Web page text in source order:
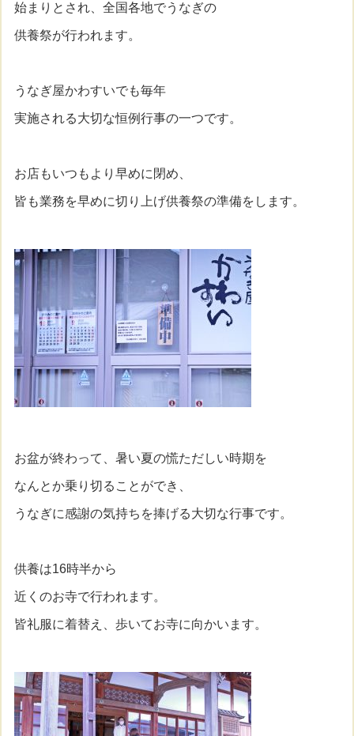
始まりとされ、全国各地でうなぎの
供養祭が行われます。
うなぎ屋かわすいでも毎年
実施される大切な恒例行事の一つです。
お店もいつもより早めに閉め、
皆も業務を早めに切り上げ供養祭の準備をします。
お盆が終わって、暑い夏の慌ただしい時期を
なんとか乗り切ることができ、
うなぎに感謝の気持ちを捧げる大切な行事です。
供養は16時半から
近くのお寺で行われます。
皆礼服に着替え、歩いてお寺に向かいます。